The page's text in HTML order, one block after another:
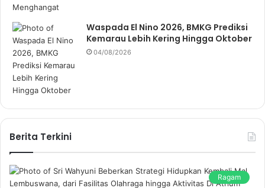
Waspada El Nino 2026, BMKG Prediksi
Kemarau Lebih Kering Hingga Oktober
04/08/2026
Berita Terkini
Ragam